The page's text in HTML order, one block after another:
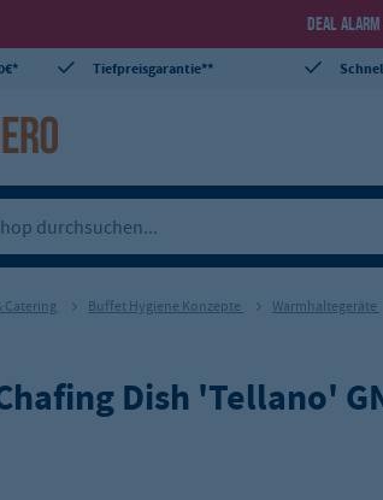
DEAL
Tiefpreisgarantie**
Catering Buffet Hygiene Konzepte Warmhaltegeräte
Dish 'Tellano'